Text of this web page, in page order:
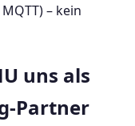
– kein
uns als
Partner